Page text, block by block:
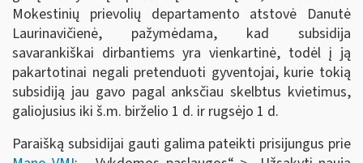
Mokestinių prievolių departamento atstovė Danutė
Laurinavičienė, pažymėdama, kad subsidija
savarankiškai dirbantiems yra vienkartinė, todėl į ją
pakartotinai negali pretenduoti gyventojai, kurie tokią
subsidiją jau gavo pagal anksčiau skelbtus kvietimus,
galiojusius iki š.m. birželio 1 d. ir rugsėjo 1 d.
Paraišką subsidijai gauti galima pateikti prisijungus prie